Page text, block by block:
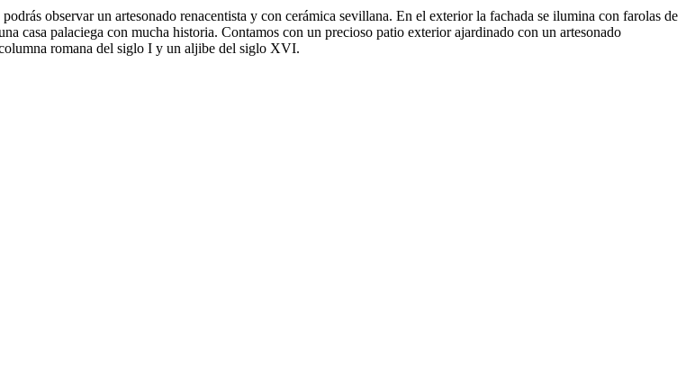
observar un artesonado renacentista y con cerámica sevillana. En el exterior la fachada se ilumina con farolas de
casa palaciega con mucha historia. Contamos con un precioso patio exterior ajardinado con un artesonado
romana del siglo I y un aljibe del siglo XVI.